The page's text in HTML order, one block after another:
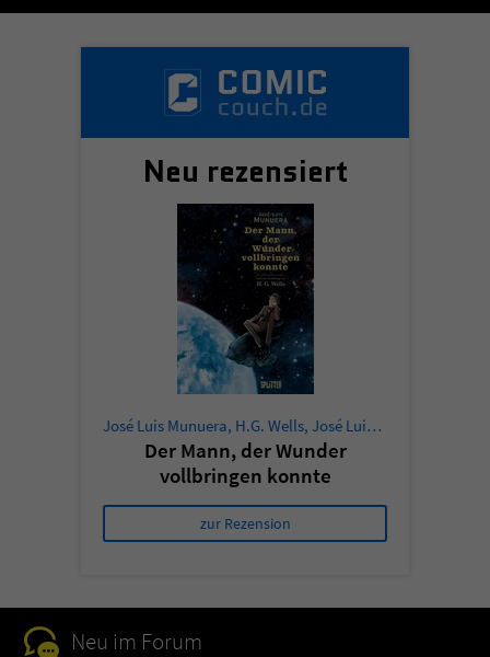
Neu rezensiert
José Luis Munuera, H.G. Wells, José Luis Munuera
Der Mann, der Wunder
vollbringen konnte
zur Rezension
Neu im Forum